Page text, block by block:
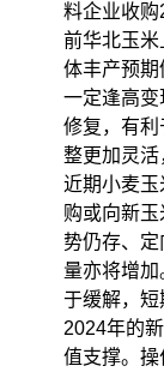
料企业收购
前华北玉
体丰产预
一定逢高
修复，有利
整更加灵
近期小麦
购或向新
势仍存、
量亦将增
于缓解，
2024年的
值支撑。操